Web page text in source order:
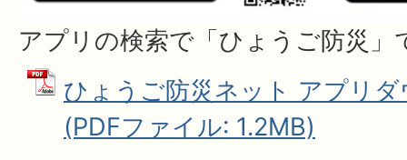
アプリの検索で「ひょうご防災」
ひょうご防災ネット アプリ
(PDFファイル: 1.2MB)